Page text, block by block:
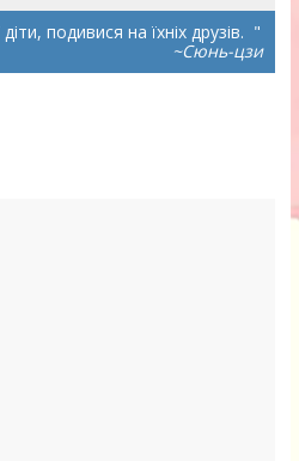
подивися на їхніх друзів.
~Сюнь-цзи